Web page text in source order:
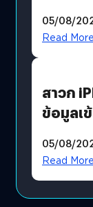
05/08/
Read More
สาวก
ข้อมูลเ
05/08/
Read More